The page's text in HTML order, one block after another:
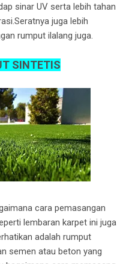
sinar UV serta lebih tahan
juga lebih
rumput ilalang juga.
SINTETIS
cara pemasangan
lembaran karpet ini juga
adalah rumput
semen atau beton yang